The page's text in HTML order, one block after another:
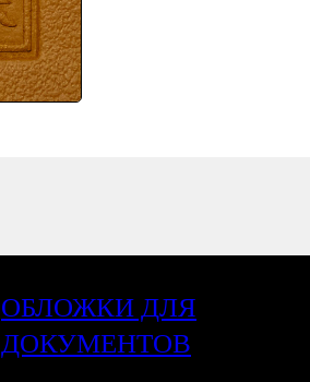
ОБЛОЖКИ ДЛЯ
ДОКУМЕНТОВ